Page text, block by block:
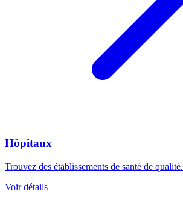
Hôpitaux
Trouvez des établissements de santé de qualité.
Voir détails